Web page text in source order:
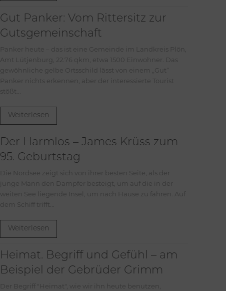
Gut Panker: Vom Rittersitz zur
Gutsgemeinschaft
Panker heute – das ist eine Gemeinde im Landkreis Plön,
Amt Lütjenburg, 22.76 qkm, etwa 1500 Einwohner. Das
gewöhnliche gelbe Ortsschild lässt von einem „Gut“
Panker nichts erkennen, aber der interessierte Tourist
stößt...
Weiterlesen
Der Harmlos – James Krüss zum
95. Geburtstag
Die Nordsee zeigt sich von ihrer besten Seite, als der
junge Mann den Dampfer besteigt, um auf die in der
weiten See liegende Insel, um nach Hause zu fahren. Auf
dem Schiff trifft...
Weiterlesen
Heimat. Begriff und Gefühl – am
Beispiel der Gebrüder Grimm
Der Begriff "Heimat", wie wir ihn heute benutzen,